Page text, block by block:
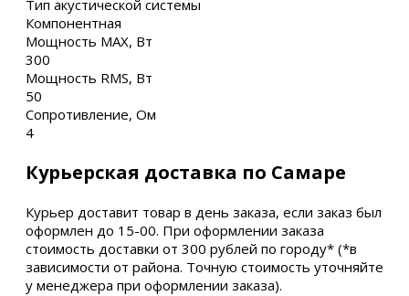
Тип акустической системы
Компонентная
Мощность MAX, Вт
300
Мощность RMS, Вт
50
Сопротивление, Ом
4
Курьерская доставка по Самаре
Курьер доставит товар в день заказа, если заказ был
оформлен до 15-00. При оформлении заказа
стоимость доставки от 300 рублей по городу* (*в
зависимости от района. Точную стоимость уточняйте
у менеджера при оформлении заказа).